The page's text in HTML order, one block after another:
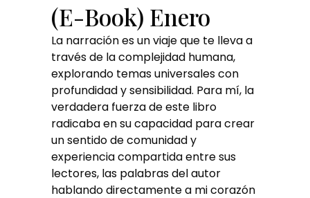
(E-Book) Enero
La narración es un viaje que te lleva a
través de la complejidad humana,
explorando temas universales con
profundidad y sensibilidad. Para mí, la
verdadera fuerza de este libro
radicaba en su capacidad para crear
un sentido de comunidad y
experiencia compartida entre sus
lectores, las palabras del autor
hablando directamente a mi corazón